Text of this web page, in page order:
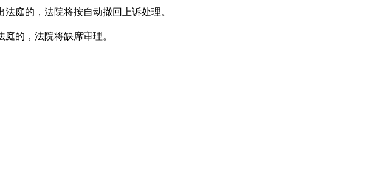
庭的，法院将按自动撤回上诉处理。
的，法院将缺席审理。